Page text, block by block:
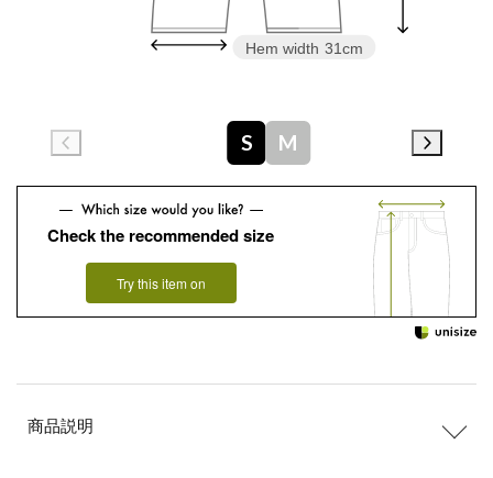
Hem width 31cm
S M
Check the recommended size
Try this item on
商品説明